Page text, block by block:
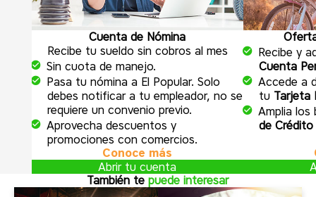
Cuenta de Nómina
Recibe tu sueldo sin cobros al mes
Sin cuota de manejo.
Pasa tu nómina a El Popular. Solo
debes notificar a tu empleador, no se
requiere un convenio previo.
Aprovecha descuentos y
promociones con comercios.
Conoce más
Abrir tu cuenta
Recibe y
Cuenta
Accede a
tu Tarjeta
Amplia
de
También tepuede interesar